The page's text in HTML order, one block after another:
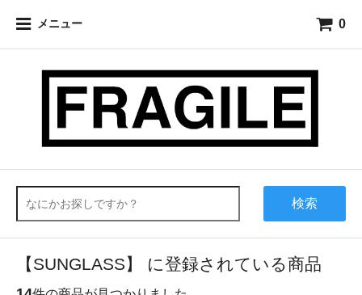
メニュー 0
検索
【SUNGLASS】 に登録されている商品